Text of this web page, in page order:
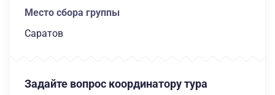
Место сбора группы
Саратов
Задайте вопрос координатору тура